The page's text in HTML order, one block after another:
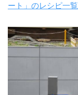
ート」のレシピ一覧